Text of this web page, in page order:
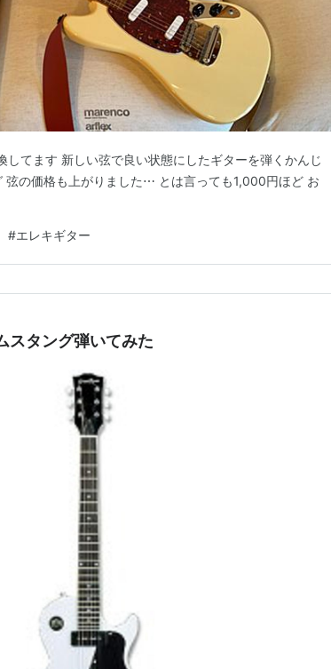
してます 新しい弦で良い状態にしたギターを弾くかんじ
弦の価格も上がりました⋯ とは言っても1,000円ほど お
#エレキギター
スタング弾いてみた